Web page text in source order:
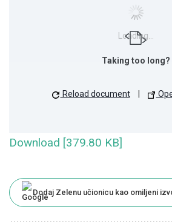
Loading...
Taking too long?
Reload document
Download [379.80 KB]
Dodaj Zelenu učionicu kao omiljeni